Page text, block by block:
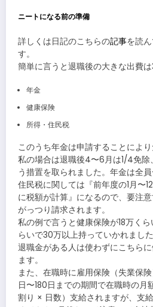
ニートになる前の準備
詳しくは日記のこちらの記事を読
す。
簡単に言うと退職後の大きな出費は
年金
健康保険
所得・住民税
このうち年金は申請することにより
私の場合は退職後4〜6月は1/4免
う措置を取られました。年金は全
住民税に関しては『前年度の1月〜
に税額が計算』になるので、要注
がっつり請求されます。
私の例で言うと健康保険が18万くら
らいで30万以上持っていかれました
退職金がある人は使わずにこちら
ます。
また、在職時に雇用保険（失業保
日〜180日までの期間で在職時の月
割り × 日数）支給されますが、支